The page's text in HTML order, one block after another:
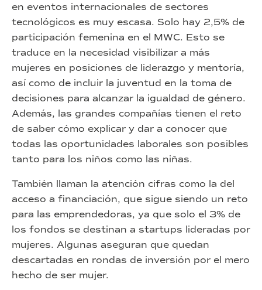
en eventos internacionales de sectores
tecnológicos es muy escasa. Solo hay 2,5% de
participación femenina en el MWC. Esto se
traduce en la necesidad visibilizar a más
mujeres en posiciones de liderazgo y mentoría,
así como de incluir la juventud en la toma de
decisiones para alcanzar la igualdad de género.
Además, las grandes compañías tienen el reto
de saber cómo explicar y dar a conocer que
todas las oportunidades laborales son posibles
tanto para los niños como las niñas.
También llaman la atención cifras como la del
acceso a financiación, que sigue siendo un reto
para las emprendedoras, ya que solo el 3% de
los fondos se destinan a startups lideradas por
mujeres. Algunas aseguran que quedan
descartadas en rondas de inversión por el mero
hecho de ser mujer.